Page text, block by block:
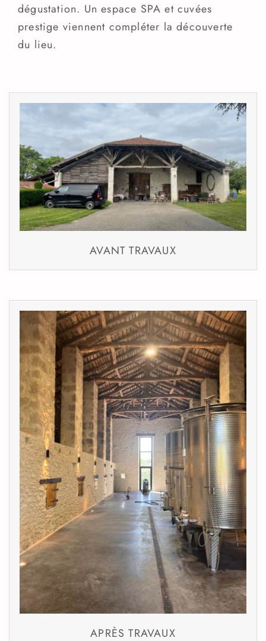
dégustation. Un espace SPA et cuvées
prestige viennent compléter la découverte
du lieu.
AVANT TRAVAUX
APRÈS TRAVAUX